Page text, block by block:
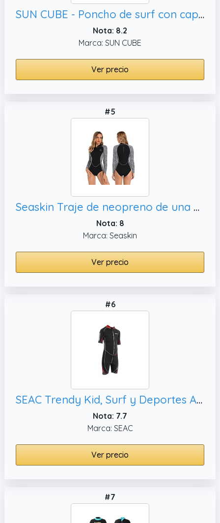
SUN CUBE - Poncho de surf con capucha para cambiarse para hombre, azul marino
Nota: 8.2
Marca: SUN CUBE
Ver precio
#5
Seaskin Traje de neopreno de una pieza para mujer, negro)
Nota: 8
Marca: Seaskin
Ver precio
#6
SEAC Trendy Kid, Surf y Deportes Acuáticos en Aguas Templadas para Adultos y Niños
Nota: 7.7
Marca: SEAC
Ver precio
#7